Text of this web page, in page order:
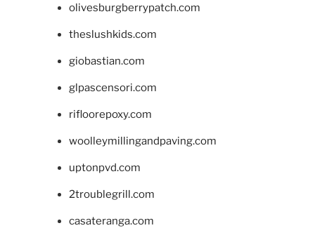
olivesburgberrypatch.com
theslushkids.com
giobastian.com
glpascensori.com
rifloorepoxy.com
woolleymillingandpaving.com
uptonpvd.com
2troublegrill.com
casateranga.com